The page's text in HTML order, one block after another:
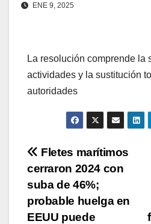
ENE 9, 2025
La resolución comprende la
actividades y la sustitución
autoridades
Navegación
de
entradas
Fletes marítimos
cerraron 2024 con
suba de 46%;
probable huelga en
EEUU puede